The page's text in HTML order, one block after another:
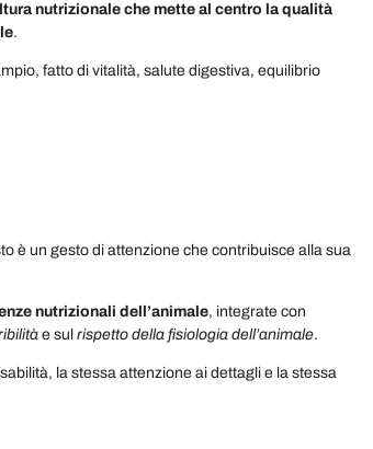
nutrizionale che mette al centro la qualità
.
fatto di vitalità, salute digestiva, equilibrio
è un gesto di attenzione che contribuisce alla sua
nutrizionali dell’animale, integrate con
e sul rispetto della fisiologia dell’animale.
la stessa attenzione ai dettagli e la stessa